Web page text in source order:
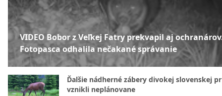
VIDEO Bobor z Veľkej Fatry prekvapil aj
Fotopasca odhalila nečakané správanie
Ďalšie nádherné zábery divokej slovenskej
vznikli neplánovane